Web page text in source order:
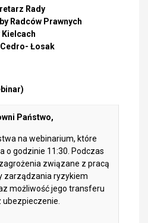
Rady
Radców Prawnych
Kielcach
Cedro- Łosak
Państwo,
na webinarium, które
o godzinie 11:30. Podczas
związane z pracą
zarządzania ryzykiem
możliwość jego transferu